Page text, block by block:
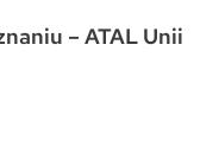
– ATAL Unii